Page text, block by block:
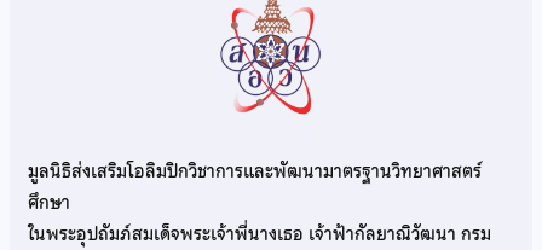
มูลนิธิส่งเสริมโอลิมปิกวิชาการและพัฒนามาตรฐานวิทยาศาสตร์
ศึกษา
ในพระอุปถัมภ์สมเด็จพระเจ้าพี่นางเธอ เจ้าฟ้ากัลยาณิวัฒนา กรม